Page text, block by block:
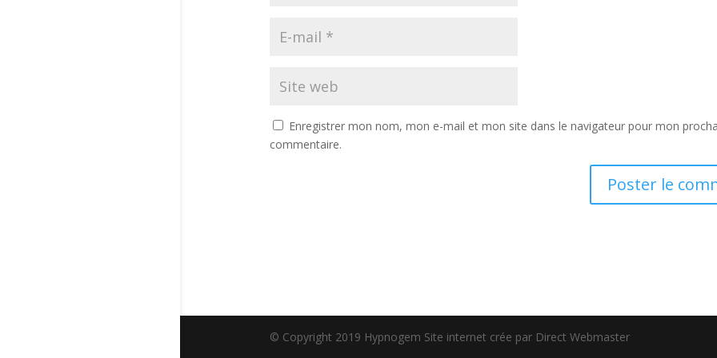
Enregistrer mon nom, mon e-mail et mon site dans le navigateur pour mon
commentaire.
© Copyright 2019 Hypnogem Site internet crée par Direct Webmaster